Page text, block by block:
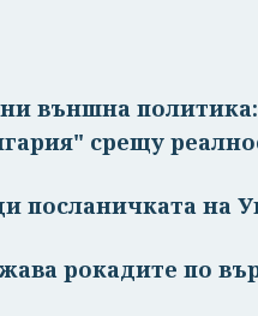
външна
срещу
посланичката на
рокадите по